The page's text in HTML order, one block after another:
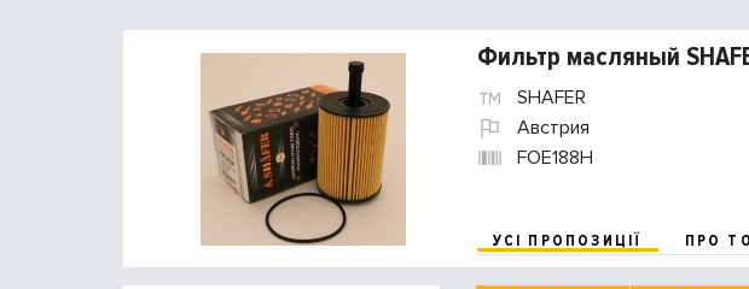
Фильтр масляный
SHAFER
Австрия
FOE188H
УСІ ПРОПОЗИЦІЇ ПРО